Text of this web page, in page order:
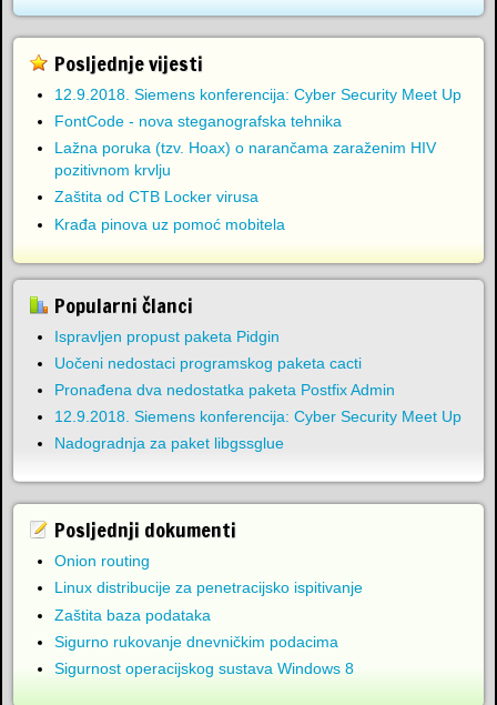
Posljednje vijesti
12.9.2018. Siemens konferencija: Cyber Security Meet Up
FontCode - nova steganografska tehnika
Lažna poruka (tzv. Hoax) o narančama zaraženim HIV
pozitivnom krvlju
Zaštita od CTB Locker virusa
Krađa pinova uz pomoć mobitela
Popularni članci
Ispravljen propust paketa Pidgin
Uočeni nedostaci programskog paketa cacti
Pronađena dva nedostatka paketa Postfix Admin
12.9.2018. Siemens konferencija: Cyber Security Meet Up
Nadogradnja za paket libgssglue
Posljednji dokumenti
Onion routing
Linux distribucije za penetracijsko ispitivanje
Zaštita baza podataka
Sigurno rukovanje dnevničkim podacima
Sigurnost operacijskog sustava Windows 8